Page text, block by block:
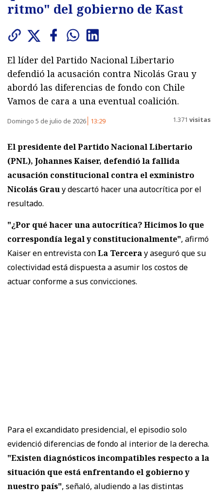
ritmo" del gobierno de Kast
El líder del Partido Nacional Libertario
defendió la acusación contra Nicolás Grau y
abordó las diferencias de fondo con Chile
Vamos de cara a una eventual coalición.
Domingo 5 de julio de 2026 13:29 1.371 visitas
El presidente del Partido Nacional Libertario
(PNL), Johannes Kaiser, defendió la fallida
acusación constitucional contra el exministro
Nicolás Grauy descartó hacer una autocrítica por el
resultado.
"¿Por qué hacer una autocrítica? Hicimos lo que
correspondía legal y constitucionalmente", afirmó
Kaiser en entrevista conLa Terceray aseguró que su
colectividad está dispuesta a asumir los costos de
actuar conforme a sus convicciones.
Para el excandidato presidencial, el episodio solo
evidenció diferencias de fondo al interior de la derecha.
"Existen diagnósticos incompatibles respecto a la
situación que está enfrentando el gobierno y
nuestro país", señaló, aludiendo a las distintas